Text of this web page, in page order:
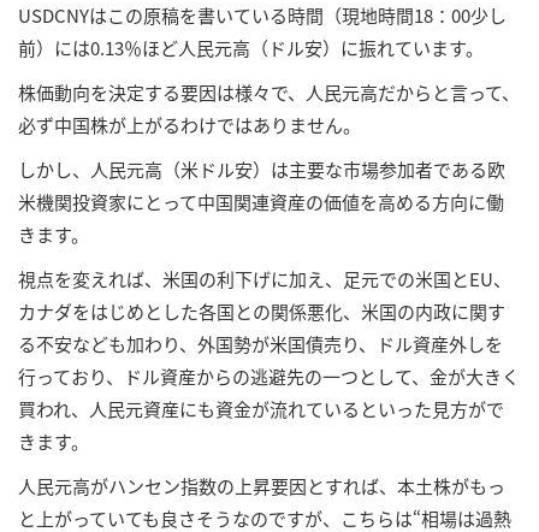
USDCNYはこの原稿を書いている時間（現地時間18：00少し
前）には0.13％ほど人民元高（ドル安）に振れています。
株価動向を決定する要因は様々で、人民元高だからと言って、
必ず中国株が上がるわけではありません。
しかし、人民元高（米ドル安）は主要な市場参加者である欧
米機関投資家にとって中国関連資産の価値を高める方向に働
きます。
視点を変えれば、米国の利下げに加え、足元での米国とEU、
カナダをはじめとした各国との関係悪化、米国の内政に関す
る不安なども加わり、外国勢が米国債売り、ドル資産外しを
行っており、ドル資産からの逃避先の一つとして、金が大きく
買われ、人民元資産にも資金が流れているといった見方がで
きます。
人民元高がハンセン指数の上昇要因とすれば、本土株がもっ
と上がっていても良さそうなのですが、こちらは“相場は過熱